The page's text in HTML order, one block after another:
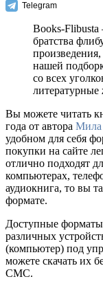
Telegram
Books-Flibusta
братства
нашей
со всех
Вы можете читать
года от автора Мила
удобном для себя
покупки на сайте
отлично подходят
компьютерах,
аудиокнига, то вы
формате.
Доступные форматы
различных
(компьютер) под
можете скачать их
СМС.